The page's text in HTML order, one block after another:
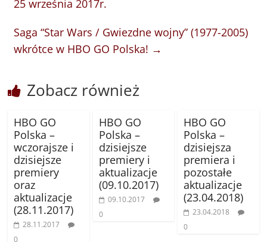
25 września 2017r.
Saga “Star Wars / Gwiezdne wojny” (1977-2005)
wkrótce w HBO GO Polska! →
Zobacz również
HBO GO
Polska –
wczorajsze i
dzisiejsze
premiery
oraz
aktualizacje
(28.11.2017)
28.11.2017
0
HBO GO
Polska –
dzisiejsze
premiery i
aktualizacje
(09.10.2017)
09.10.2017
0
HBO GO
Polska –
dzisiejsza
premiera i
pozostałe
aktualizacje
(23.04.2018)
23.04.2018
0